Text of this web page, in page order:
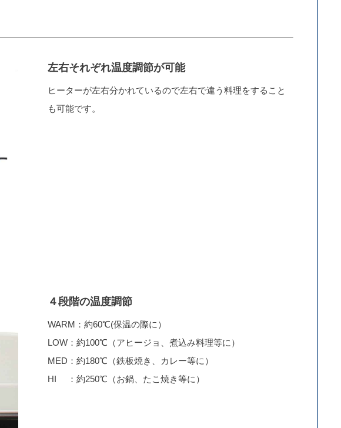
左右それぞれ温度調節が可能
ヒーターが左右分かれているので左右で違う料理をすること
も可能です。
４段階の温度調節
WARM：約60℃(保温の際に）
LOW：約100℃（アヒージョ、煮込み料理等に）
MED：約180℃（鉄板焼き、カレー等に）
HI ：約250℃（お鍋、たこ焼き等に）